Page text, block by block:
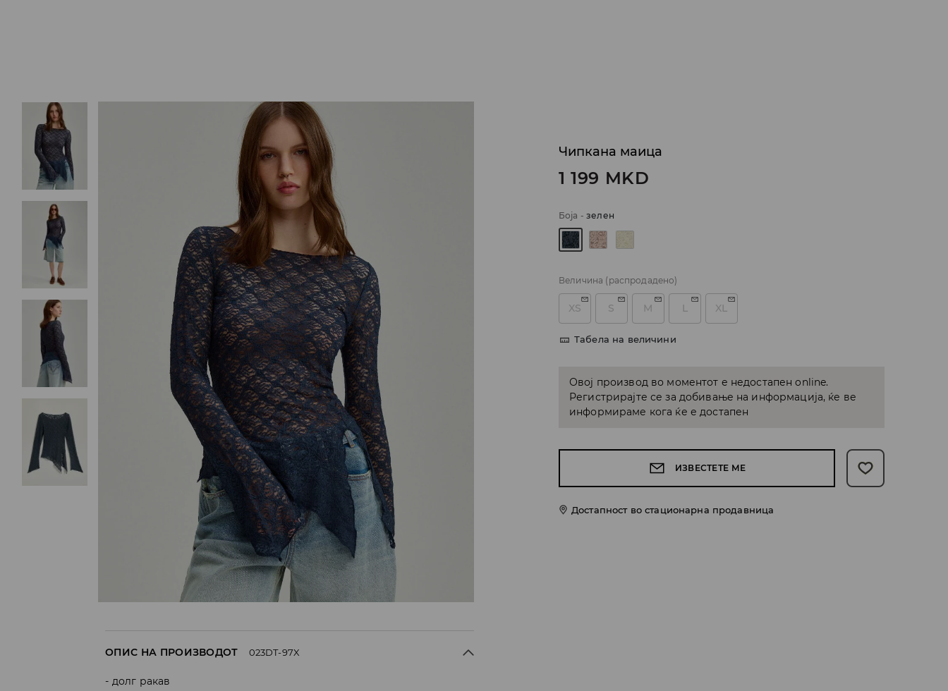
Чипкана маица
1 199 MKD
Боја -зелен
Величина (распродадено)
XS S M L XL
Табела на величини
Овој производ во моментот е недостапен online.
Регистрирајте се за добивање на информација, ќе ве
информираме кога ќе е достапен
ИЗВЕСТЕТЕ МЕ
Достапност во стационарна продавница
ОПИС НА ПРОИЗВОДОТ 023DT-97X
долг ракав